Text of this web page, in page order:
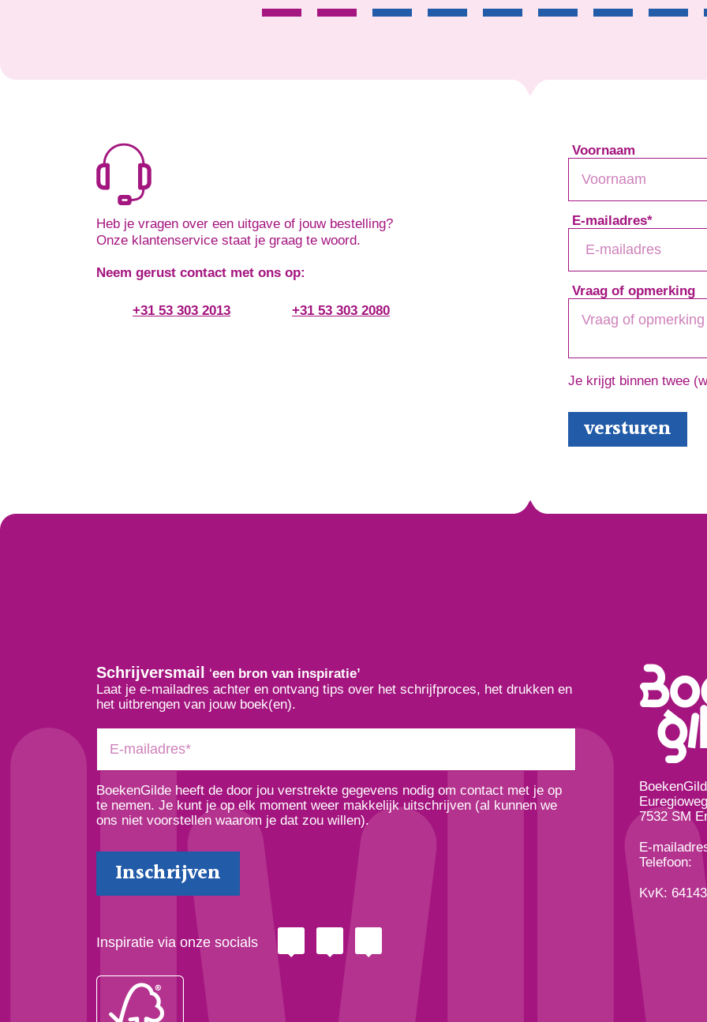
Heb je vragen over een uitgave of jouw bestelling?
Onze klantenservice staat je graag te woord.
Neem gerust contact met ons op:
+31 53 303 2013 +31 53 303 2080
Voornaam
E-mailadres*
Vraag of opmerking
Je krijgt binnen twee
Schrijversmail ‘een bron van inspiratie’
Laat je e-mailadres achter en ontvang tips over het schrijfproces, het drukken en
het uitbrengen van jouw boek(en).
BoekenGilde heeft de door jou verstrekte gegevens nodig om contact met je op
te nemen. Je kunt je op elk moment weer makkelijk uitschrijven (al kunnen we
ons niet voorstellen waarom je dat zou willen).
Inspiratie via onze socials
7532 SM
E-
Telefoon:
KvK: